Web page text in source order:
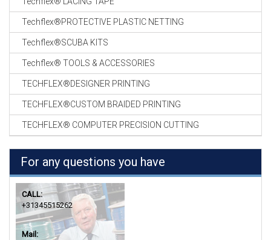
Techflex®PROTECTIVE PLASTIC NETTING
Techflex®SCUBA KITS
Techflex® TOOLS & ACCESSORIES
TECHFLEX®DESIGNER PRINTING
TECHFLEX®CUSTOM BRAIDED PRINTING
TECHFLEX® COMPUTER PRECISION CUTTING
For any questions you have
CALL:
+31345515262
Mail: